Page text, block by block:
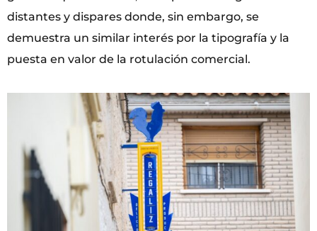
distantes y dispares donde, sin embargo, se
demuestra un similar interés por la tipografía y la
puesta en valor de la rotulación comercial.